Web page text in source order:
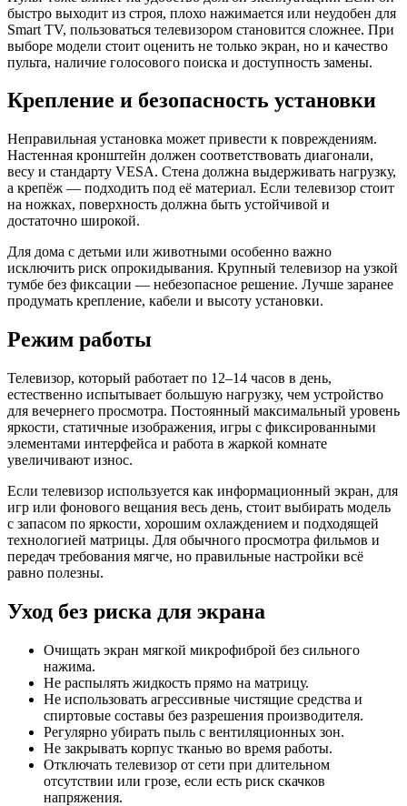
быстро выходит из строя, плохо нажимается или неудобен для
Smart TV, пользоваться телевизором становится сложнее. При
выборе модели стоит оценить не только экран, но и качество
пульта, наличие голосового поиска и доступность замены.
Крепление и безопасность установки
Неправильная установка может привести к повреждениям.
Настенная кронштейн должен соответствовать диагонали,
весу и стандарту VESA. Стена должна выдерживать нагрузку,
а крепёж — подходить под её материал. Если телевизор стоит
на ножках, поверхность должна быть устойчивой и
достаточно широкой.
Для дома с детьми или животными особенно важно
исключить риск опрокидывания. Крупный телевизор на узкой
тумбе без фиксации — небезопасное решение. Лучше заранее
продумать крепление, кабели и высоту установки.
Режим работы
Телевизор, который работает по 12–14 часов в день,
естественно испытывает большую нагрузку, чем устройство
для вечернего просмотра. Постоянный максимальный уровень
яркости, статичные изображения, игры с фиксированными
элементами интерфейса и работа в жаркой комнате
увеличивают износ.
Если телевизор используется как информационный экран, для
игр или фонового вещания весь день, стоит выбирать модель
с запасом по яркости, хорошим охлаждением и подходящей
технологией матрицы. Для обычного просмотра фильмов и
передач требования мягче, но правильные настройки всё
равно полезны.
Уход без риска для экрана
Очищать экран мягкой микрофиброй без сильного
нажима.
Не распылять жидкость прямо на матрицу.
Не использовать агрессивные чистящие средства и
спиртовые составы без разрешения производителя.
Регулярно убирать пыль с вентиляционных зон.
Не закрывать корпус тканью во время работы.
Отключать телевизор от сети при длительном
отсутствии или грозе, если есть риск скачков
напряжения.